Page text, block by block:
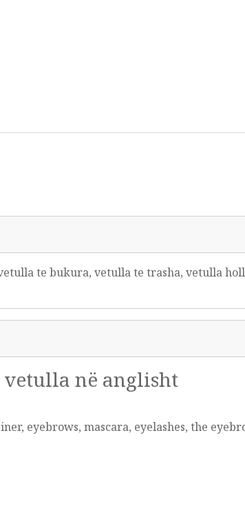
te bukura, vetulla te trasha, vetulla
vetulla në anglisht
eyebrows, mascara, eyelashes, the